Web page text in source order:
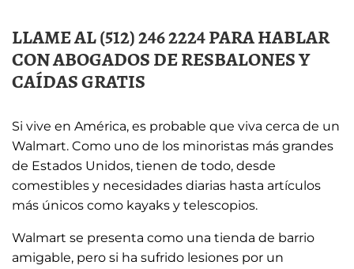
LLAME AL (512) 246 2224 PARA HABLAR
CON ABOGADOS DE RESBALONES Y
CAÍDAS GRATIS
Si vive en América, es probable que viva cerca de un
Walmart. Como uno de los minoristas más grandes
de Estados Unidos, tienen de todo, desde
comestibles y necesidades diarias hasta artículos
más únicos como kayaks y telescopios.
Walmart se presenta como una tienda de barrio
amigable, pero si ha sufrido lesiones por un